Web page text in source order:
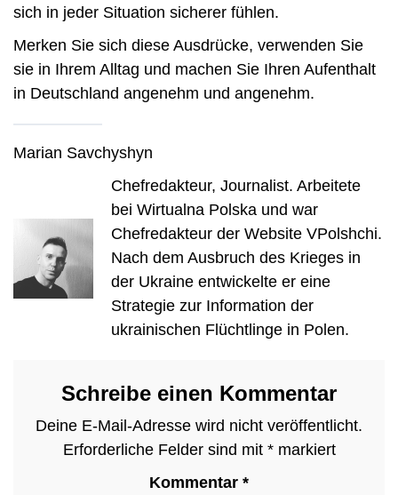
sich in jeder Situation sicherer fühlen.
Merken Sie sich diese Ausdrücke, verwenden Sie
sie in Ihrem Alltag und machen Sie Ihren Aufenthalt
in Deutschland angenehm und angenehm.
Marian Savchyshyn
Chefredakteur, Journalist. Arbeitete
bei Wirtualna Polska und war
Chefredakteur der Website VPolshchi.
Nach dem Ausbruch des Krieges in
der Ukraine entwickelte er eine
Strategie zur Information der
ukrainischen Flüchtlinge in Polen.
Schreibe einen Kommentar
Deine E-Mail-Adresse wird nicht veröffentlicht.
Erforderliche Felder sind mit *markiert
Kommentar *